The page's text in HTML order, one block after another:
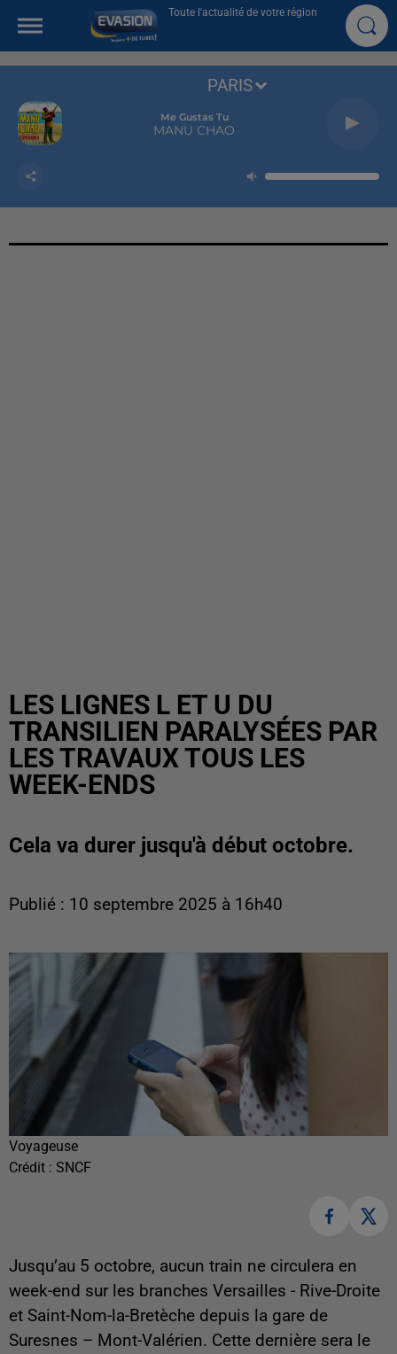
Toute l'actualité de votre région
Me Gustas Tu
MANU CHAO
PARIS
LES LIGNES L ET U DU
TRANSILIEN PARALYSÉES PAR
LES TRAVAUX TOUS LES
WEEK-ENDS
Cela va durer jusqu'à début octobre.
Publié : 10 septembre 2025 à 16h40
Voyageuse
Crédit : SNCF
Jusqu’au 5 octobre, aucun train ne circulera en
week-end sur les branches Versailles - Rive-Droite
et Saint-Nom-la-Bretèche depuis la gare de
Suresnes – Mont-Valérien. Cette dernière sera le